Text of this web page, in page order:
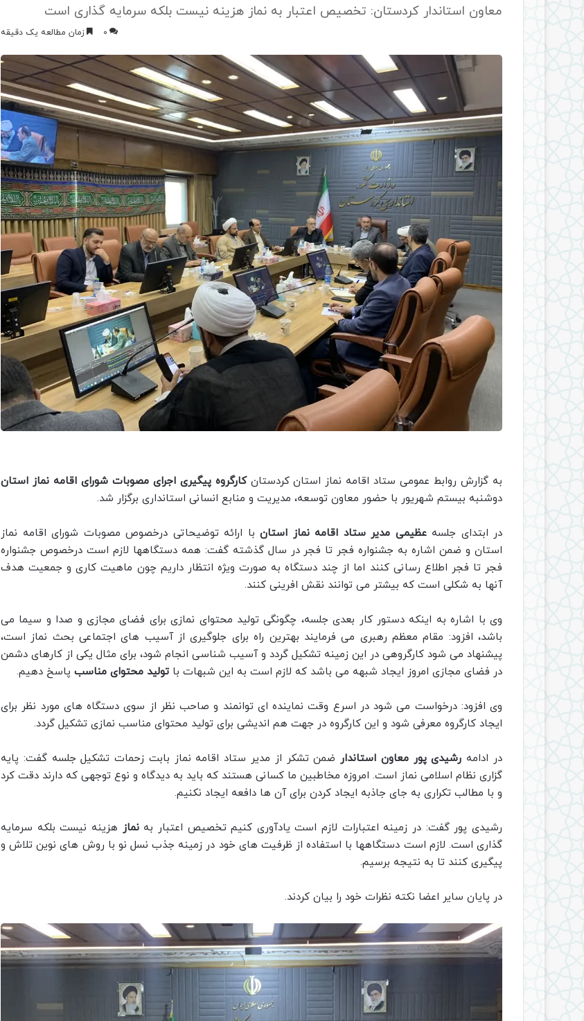
معاون استاندار کردستان: تخصیص اعتبار به نماز هزینه نیست بلکه سرمایه گذاری است
0 زمان مطالعه یک دقیقه
به گزارش روابط عمومی ستاد اقامه نماز استان کردستانکارگروه پیگیری اجرای مصوبات شورای اقامه نماز استان
دوشنبه بیستم شهریور با حضور معاون توسعه، مدیریت و منابع انسانی استانداری برگزار شد.
در ابتدای جلسهعظیمی مدیر ستاد اقامه نماز استان با ارائه توضیحاتی درخصوص مصوبات شورای اقامه نماز
استان و ضمن اشاره به جشنواره فجر تا فجر در سال گذشته گفت: همه دستگاهها لازم است درخصوص جشنواره
فجر تا فجر اطلاع رسانی کنند اما از چند دستگاه به صورت ویژه انتظار داریم چون ماهیت کاری و جمعیت هدف
آنها به شکلی است که بیشتر می توانند نقش افرینی کنند.
وی با اشاره به اینکه دستور کار بعدی جلسه، چگونگی تولید محتوای نمازی برای فضای مجازی و صدا و سیما می
باشد، افزود: مقام معظم رهبری می فرمایند بهترین راه برای جلوگیری از آسیب های اجتماعی بحث نماز است،
پیشنهاد می شود کارگروهی در این زمینه تشکیل گردد و آسیب شناسی انجام شود، برای مثال یکی از کارهای دشمن
در فضای مجازی امروز ایجاد شبهه می باشد که لازم است به این شبهات با تولید محتوای مناسب پاسخ دهیم.
وی افزود: درخواست می شود در اسرع وقت نماینده ای توانمند و صاحب نظر از سوی دستگاه های مورد نظر برای
ایجاد کارگروه معرفی شود و این کارگروه در جهت هم اندیشی برای تولید محتوای مناسب نمازی تشکیل گردد.
در ادامه رشیدی پور معاون استاندار ضمن تشکر از مدیر ستاد اقامه نماز بابت زحمات تشکیل جلسه گفت: پایه
گزاری نظام اسلامی نماز است. امروزه مخاطبین ما کسانی هستند که باید به دیدگاه و نوع توجهی که دارند دقت کرد
و با مطالب تکراری به جای جاذبه ایجاد کردن برای آن ها دافعه ایجاد نکنیم.
رشیدی پور گفت: در زمینه اعتبارات لازم است یادآوری کنیم تخصیص اعتبار بهنماز هزینه نیست بلکه سرمایه
گذاری است. لازم است دستگاهها با استفاده از ظرفیت های خود در زمینه جذب نسل نو با روش های نوین تلاش و
پیگیری کنند تا به نتیجه برسیم.
در پایان سایر اعضا نکته نظرات خود را بیان کردند.